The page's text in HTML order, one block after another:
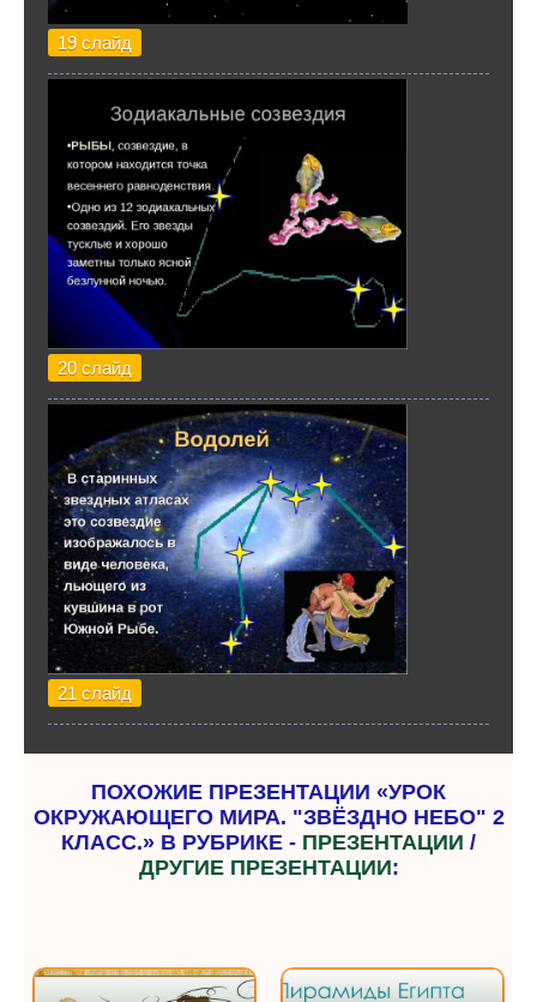
19 слайд
20 слайд
21 слайд
ПОХОЖИЕ ПРЕЗЕНТАЦИИ «УРОК
ОКРУЖАЮЩЕГО МИРА. "ЗВЁЗДНО НЕБО" 2
КЛАСС.» В РУБРИКЕ - ПРЕЗЕНТАЦИИ /
ДРУГИЕ ПРЕЗЕНТАЦИИ: